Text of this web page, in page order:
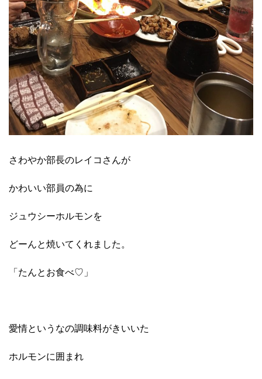
さわやか部長のレイコさんが
かわいい部員の為に
ジュウシーホルモンを
どーんと焼いてくれました。
「たんとお食べ♡」
愛情というなの調味料がきいいた
ホルモンに囲まれ